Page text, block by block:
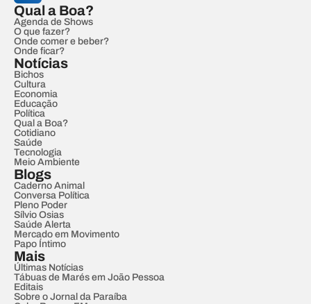
Qual a Boa?
Agenda de Shows
O que fazer?
Onde comer e beber?
Onde ficar?
Notícias
Bichos
Cultura
Economia
Educação
Política
Qual a Boa?
Cotidiano
Saúde
Tecnologia
Meio Ambiente
Blogs
Caderno Animal
Conversa Política
Pleno Poder
Sílvio Osias
Saúde Alerta
Mercado em Movimento
Papo Íntimo
Mais
Últimas Notícias
Tábuas de Marés em João Pessoa
Editais
Sobre o Jornal da Paraíba